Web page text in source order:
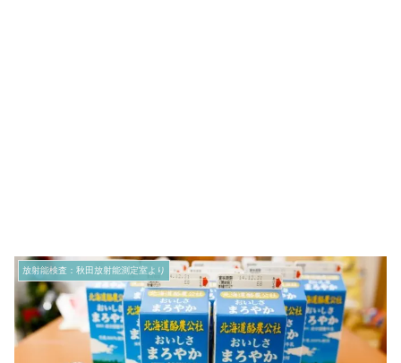
放射能検査：秋田放射能測定室より